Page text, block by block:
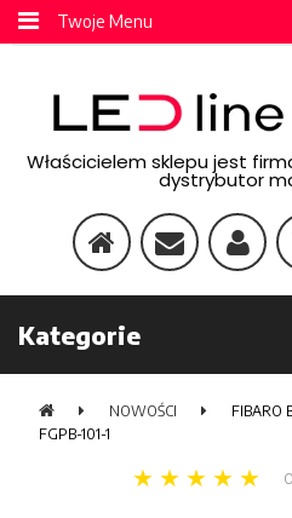
Twoje Menu
Właścicielem sklepu jest
dystrybutor
Kategorie
NOWOŚCI
FIBARO
FGPB-101-1